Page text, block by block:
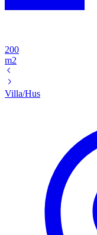
200
m2
Villa/Hus